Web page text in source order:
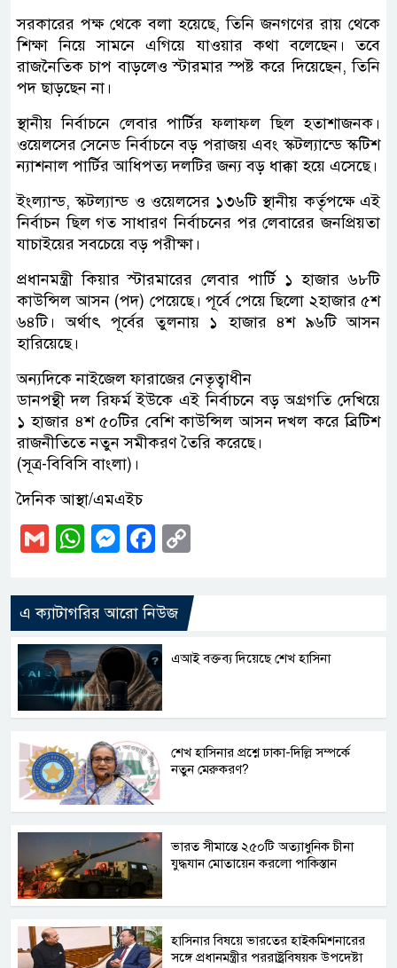
সরকারের পক্ষ থেকে বলা হয়েছে, তিনি জনগণের রায় থেকে
শিক্ষা নিয়ে সামনে এগিয়ে যাওয়ার কথা বলেছেন। তবে
রাজনৈতিক চাপ বাড়লেও স্টারমার স্পষ্ট করে দিয়েছেন, তিনি
পদ ছাড়ছেন না।
স্থানীয় নির্বাচনে লেবার পার্টির ফলাফল ছিল হতাশাজনক।
ওয়েলসের সেনেড নির্বাচনে বড় পরাজয় এবং স্কটল্যান্ডে স্কটিশ
ন্যাশনাল পার্টির আধিপত্য দলটির জন্য বড় ধাক্কা হয়ে এসেছে।
ইংল্যান্ড, স্কটল্যান্ড ও ওয়েলসের ১৩৬টি স্থানীয় কর্তৃপক্ষে এই
নির্বাচন ছিল গত সাধারণ নির্বাচনের পর লেবারের জনপ্রিয়তা
যাচাইয়ের সবচেয়ে বড় পরীক্ষা।
প্রধানমন্ত্রী কিয়ার স্টারমারের লেবার পার্টি ১ হাজার ৬৮টি
কাউন্সিল আসন (পদ) পেয়েছে। পূর্বে পেয়ে ছিলো ২হাজার ৫শ
৬৪টি। অর্থাৎ পূর্বের তুলনায় ১ হাজার ৪শ ৯৬টি আসন
হারিয়েছে।
অন্যদিকে নাইজেল ফারাজের নেতৃত্বাধীন
ডানপন্থী দল রিফর্ম ইউকে এই নির্বাচনে বড় অগ্রগতি দেখিয়ে
১ হাজার ৪শ ৫০টির বেশি কাউন্সিল আসন দখল করে ব্রিটিশ
রাজনীতিতে নতুন সমীকরণ তৈরি করেছে।
(সূত্র-বিবিসি বাংলা)।
দৈনিক আস্থা/এমএইচ
GmailWhatsApp
Messenger
Facebook
এ ক্যাটাগরির আরো নিউজ
এআই বক্তব্য দিয়েছে শেখ হাসিনা
শেখ হাসিনার প্রশ্নে ঢাকা-দিল্লি সম্পর্কে
নতুন মেরুকরণ?
ভারত সীমান্তে ২৫০টি অত্যাধুনিক চীনা
যুদ্ধযান মোতায়েন করলো পাকিস্তান
হাসিনার বিষয়ে ভারতের হাইকমিশনারের
সঙ্গে প্রধানমন্ত্রীর পররাষ্ট্রবিষয়ক উপদেষ্টা